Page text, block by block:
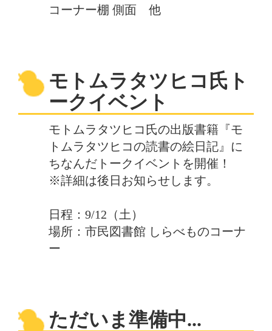
コーナー棚 側面 他
モトムラタツヒコ氏ト
ークイベント
モトムラタツヒコ氏の出版書籍『モ
トムラタツヒコの読書の絵日記』に
ちなんだトークイベントを開催！
※詳細は後日お知らせします。
日程：9/12（土）
場所：市民図書館 しらべものコーナ
ー
ただいま準備中...